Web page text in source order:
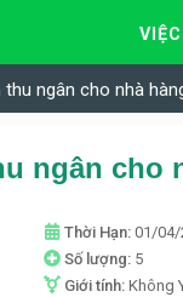
thu ngân cho nhà
Thời Hạn: 01/04/
Số lượng: 5
Giới tính: Không